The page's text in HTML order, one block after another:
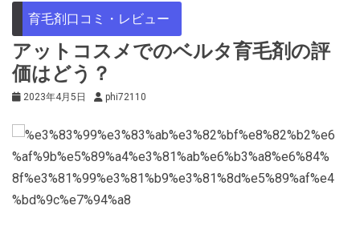
育毛剤口コミ・レビュー
アットコスメでのベルタ育毛剤の評
価はどう？
2023年4月5日 phi72110